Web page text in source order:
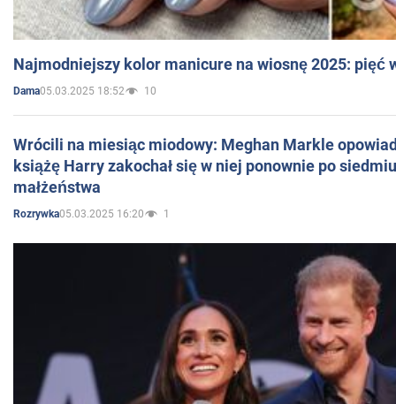
Najmodniejszy kolor manicure na wiosnę 2025: pięć
Dama05.03.2025 18:52 10
Wrócili na miesiąc miodowy: Meghan Markle
książę Harry zakochał się w niej ponownie po
małżeństwa
Rozrywka05.03.2025 16:20 1